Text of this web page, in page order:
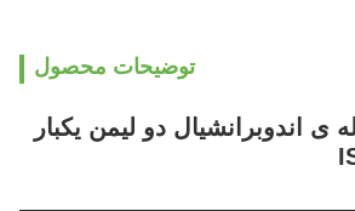
توضیحات محصول
ی اندوبرانشیال دو لیمن یکبار